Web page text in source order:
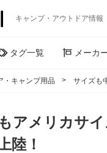
キャンプ・アウトドア情報
タグ一覧 メーカ
・キャンプ用品 サイズも
アメリカサ
陸！